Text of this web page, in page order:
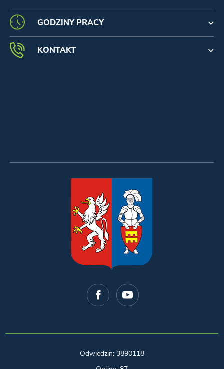
GODZINY PRACY
KONTAKT
Odwiedzin: 3890118